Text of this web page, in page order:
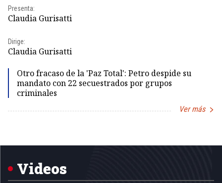
Presenta:
Claudia Gurisatti
Dirige:
Claudia Gurisatti
Otro fracaso de la 'Paz Total': Petro despide su
mandato con 22 secuestrados por grupos
criminales
Ver más
5
Videos